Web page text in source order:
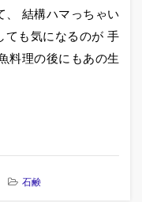
、 結構ハマっちゃい
ても気になるのが 手
料理の後にもあの生
石鹸